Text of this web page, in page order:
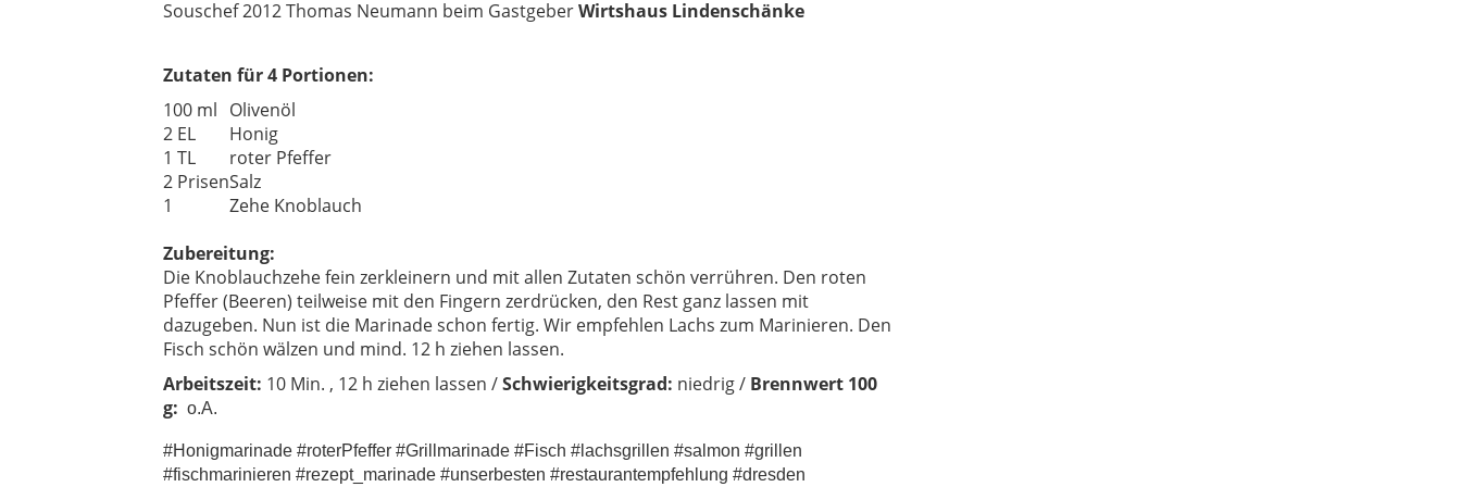
Souschef 2012 Thomas Neumann beim GastgeberWirtshaus Lindenschänke
Zutaten für 4 Portionen:
100 ml Olivenöl
2 EL
Honig
1 TL
roter Pfeffer
2 PrisenSalz
1
Zehe Knoblauch
Zubereitung:
Die Knoblauchzehe fein zerkleinern und mit allen Zutaten schön verrühren. Den roten
Pfeffer (Beeren) teilweise mit den Fingern zerdrücken, den Rest ganz lassen mit
dazugeben. Nun ist die Marinade schon fertig. Wir empfehlen Lachs zum Marinieren. Den
Fisch schön wälzen und mind. 12 h ziehen lassen.
Arbeitszeit: 10 Min. , 12 h ziehen lassen /Schwierigkeitsgrad: niedrig / Brennwert 100
g: o.A.
#Honigmarinade #roterPfeffer #Grillmarinade #Fisch #lachsgrillen #salmon #grillen
#fischmarinieren #rezept_marinade #unserbesten #restaurantempfehlung #dresden